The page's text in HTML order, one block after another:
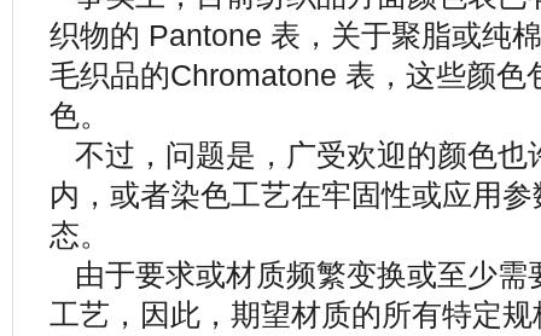
织物的 Pantone 表，关于聚脂或纯
毛织品的Chromatone 表，这些颜色
色。
不过，问题是，广受欢迎的颜色也
内，或者染色工艺在牢固性或应用
态。
由于要求或材质频繁变换或至少需
工艺，因此，期望材质的所有特定